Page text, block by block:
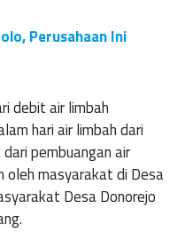
Perusahaan Ini
debit air limbah
hari air limbah dari
pembuangan air
oleh masyarakat di Desa
Desa Donorejo